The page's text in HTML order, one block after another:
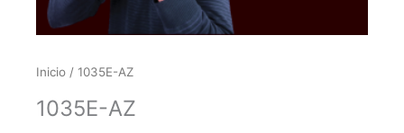
Inicio / 1035E-AZ
1035E-AZ